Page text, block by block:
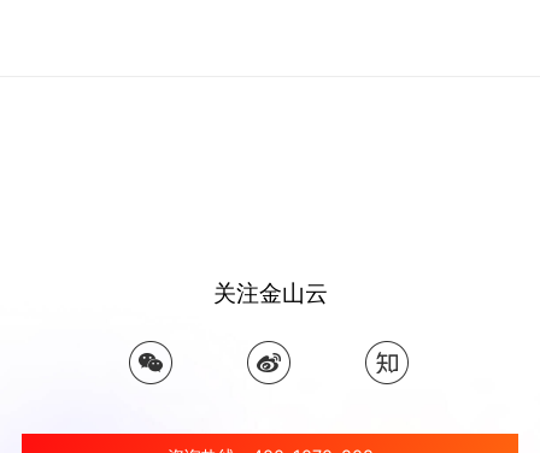
关注金山云